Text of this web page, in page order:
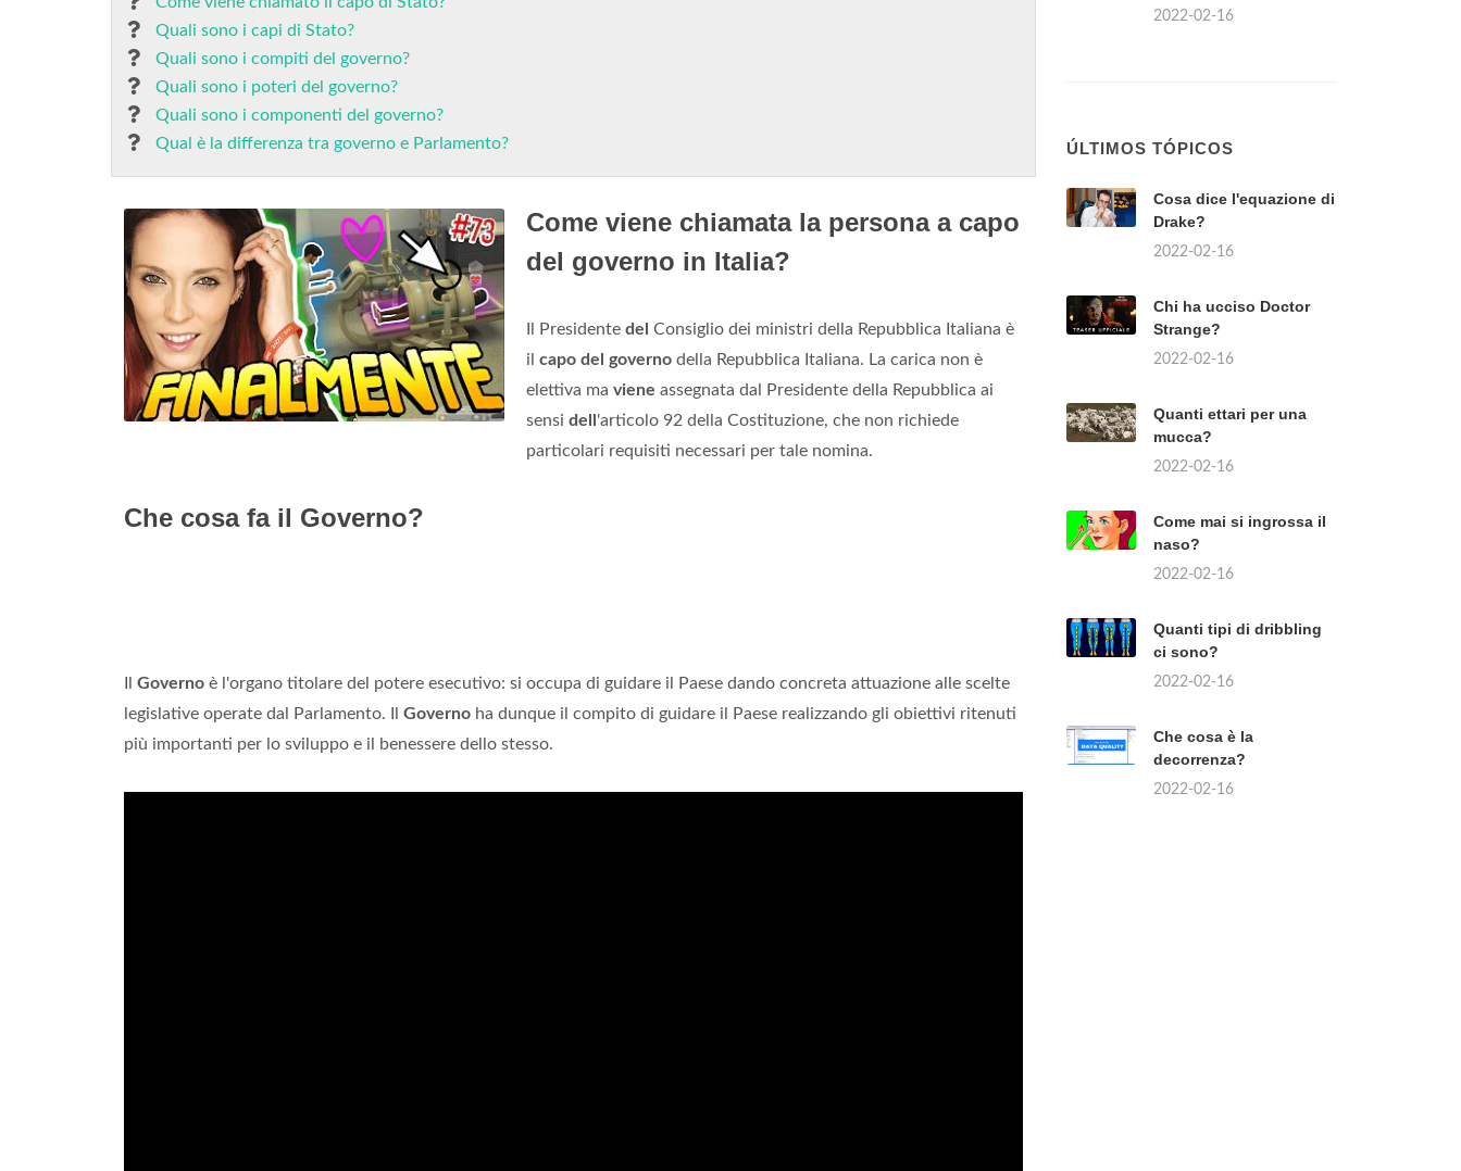
Quali sono i capi di Stato?
Quali sono i compiti del governo?
Quali sono i poteri del governo?
Quali sono i componenti del governo?
Qual è la differenza tra governo e Parlamento?
Come viene chiamata la persona a capo
del governo in Italia?
Il Presidente del Consiglio dei ministri della Repubblica Italiana è
il capo del governo della Repubblica Italiana. La carica non è
elettiva ma viene assegnata dal Presidente della Repubblica ai
sensi dell 'articolo 92 della Costituzione, che non richiede
particolari requisiti necessari per tale nomina.
Che cosa fa il Governo?
Governo è l'organo titolare del potere esecutivo: si occupa di guidare il Paese dando concreta attuazione alle scelte
legislative operate dal Parlamento. Il Governo ha dunque il compito di guidare il Paese realizzando gli obiettivi ritenuti
più importanti per lo sviluppo e il benessere dello stesso.
2022-02-16
ÚLTIMOS TÓPICOS
Cosa dice l'equazione di
Drake?
2022-02-16
Chi ha ucciso Doctor
Strange?
2022-02-16
Quanti ettari per una
mucca?
2022-02-16
Come mai si ingrossa il
naso?
2022-02-16
Quanti tipi di dribbling
ci sono?
2022-02-16
Che cosa è la
decorrenza?
2022-02-16